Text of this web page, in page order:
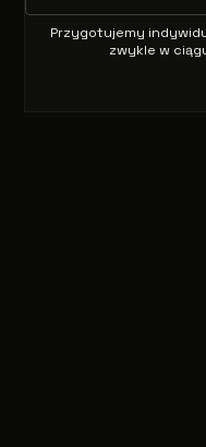
Przygotujemy
zwykle w